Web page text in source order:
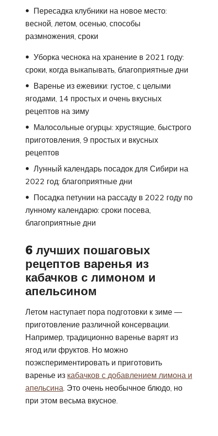
Пересадка клубники на новое место:
весной, летом, осенью, способы
размножения, сроки
Уборка чеснока на хранение в 2021 году:
сроки, когда выкапывать, благоприятные дни
Варенье из ежевики: густое, с целыми
ягодами, 14 простых и очень вкусных
рецептов на зиму
Малосольные огурцы: хрустящие, быстрого
приготовления, 9 простых и вкусных
рецептов
Лунный календарь посадок для Сибири на
2022 год: благоприятные дни
Посадка петунии на рассаду в 2022 году по
лунному календарю: сроки посева,
благоприятные дни
6 лучших пошаговых
рецептов варенья из
кабачков с лимоном и
апельсином
Летом наступает пора подготовки к зиме —
приготовление различной консервации.
Например, традиционно варенье варят из
ягод или фруктов. Но можно
поэкспериментировать и приготовить
варенье из кабачков с добавлением лимона и
апельсина. Это очень необычное блюдо, но
при этом весьма вкусное.